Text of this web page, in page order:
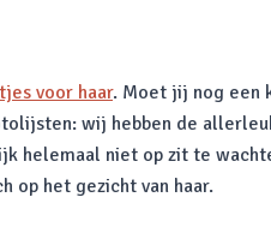
voor haar. Moet jij nog een
wij hebben de
helemaal niet op zit te
op het gezicht van haar.